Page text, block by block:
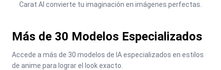
Carat AI convierte tu imaginación en imágenes perfectas.
Más de 30 Modelos Especializados
Accede a más de 30 modelos de IA especializados en estilos
de anime para lograr el look exacto.